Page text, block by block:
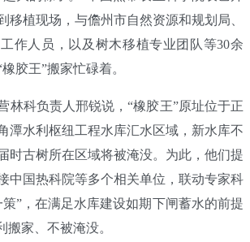
移植现场，与儋州市自然资源和规划局、
作人员，以及树木移植专业团队等30余
胶王”搬家忙碌着。
林科负责人邢锐说，“橡胶王”原址位于正
潭水利枢纽工程水库汇水区域，新水库不
时古树所在区域将被淹没。为此，他们提
中国热科院等多个相关单位，联动专家科
”，在满足水库建设如期下闸蓄水的前提
搬家、不被淹没。